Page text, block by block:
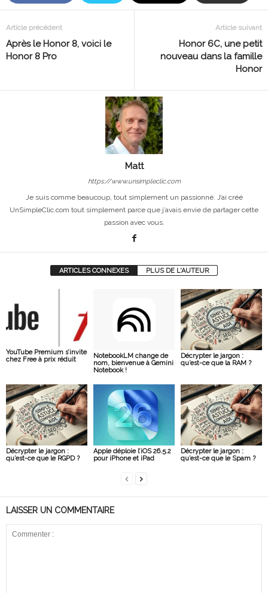
Article précédent
​Après le Honor 8, voici le
Honor 8 Pro
Article suivant
Honor 6C, une petit
nouveau dans la famille
Honor
Matt
https://www.unsimpleclic.com
Je suis comme beaucoup, tout simplement un passionné. J’ai créé
UnSimpleClic.com tout simplement parce que j’avais envie de partager cette
passion avec vous.
ARTICLES CONNEXES PLUS DE L'AUTEUR
YouTube Premium s’invite
chez Free à prix réduit
NotebookLM change de
nom, bienvenue à Gemini
Notebook !
Décrypter le jargon :
qu’est-ce que la RAM ?
Décrypter le jargon :
qu’est-ce que le RGPD ?
Apple déploie l’iOS 26.5.2
pour iPhone et iPad
Décrypter le jargon :
qu’est-ce que le Spam ?
LAISSER UN COMMENTAIRE